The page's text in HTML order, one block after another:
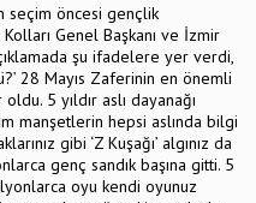
seçim öncesi gençlik
Genel Başkanı ve İzmir
şu ifadelere yer verdi,
28 Mayıs Zaferinin en önemli
5 yıldır aslı dayanağı
manşetlerin hepsi aslında bilgi
gibi ‘Z Kuşağı’ algınız da
genç sandık başına gitti. 5
oyu kendi oyunuz